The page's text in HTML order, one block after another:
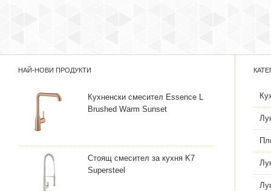
НАЙ-НОВИ ПРОДУКТИ
Кухненски смесител Essence L
Brushed Warm Sunset
Стоящ смесител за кухня K7
Supersteel